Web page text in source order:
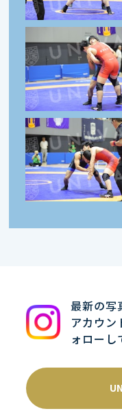
最新の
アカウン
ォローし